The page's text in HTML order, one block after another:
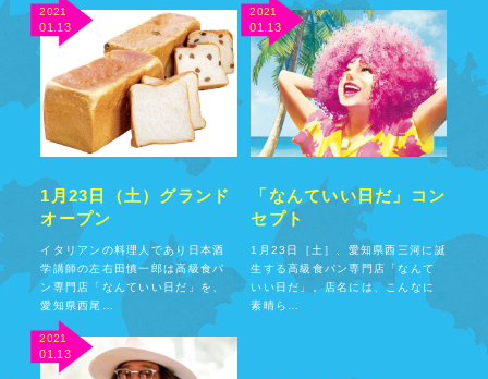
2021
01.13
1月23日（土）グランド
オープン
イタリアンの料理人であり日本酒
学講師の左右田慎一郎は高級食パ
ン専門店「なんていい日だ」を、
愛知県西尾…
2021
01.13
「なんていい日だ」コン
セプト
1月23日［土］、愛知県西三河に誕
生する高級食パン専門店「なんて
いい日だ」。店名には、こんなに
素晴ら…
2021
01.13